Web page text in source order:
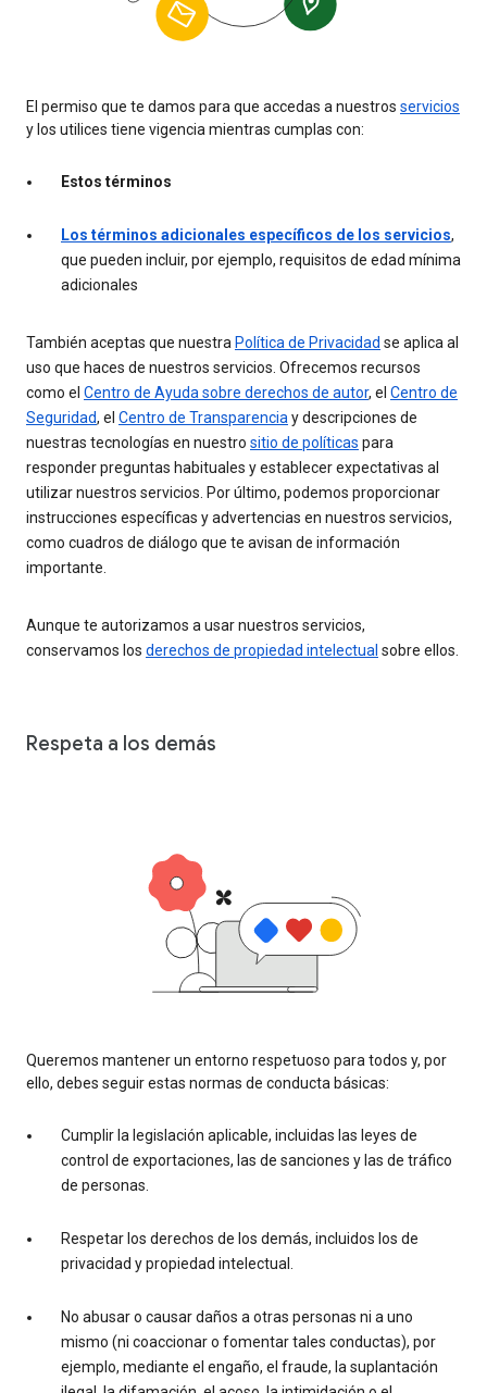
El permiso que te damos para que accedas a nuestros servicios
y los utilices tiene vigencia mientras cumplas con:
Estos términos
Los términos adicionales específicos de los servicios,
que pueden incluir, por ejemplo, requisitos de edad mínima
adicionales
También aceptas que nuestra Política de Privacidad se aplica al
uso que haces de nuestros servicios. Ofrecemos recursos
como el Centro de Ayuda sobre derechos de autor, el Centro de
Seguridad, el Centro de Transparencia y descripciones de
nuestras tecnologías en nuestro sitio de políticas para
responder preguntas habituales y establecer expectativas al
utilizar nuestros servicios. Por último, podemos proporcionar
instrucciones específicas y advertencias en nuestros servicios,
como cuadros de diálogo que te avisan de información
importante.
Aunque te autorizamos a usar nuestros servicios,
conservamos los derechos de propiedad intelectual sobre ellos.
Respeta a los demás
Queremos mantener un entorno respetuoso para todos y, por
ello, debes seguir estas normas de conducta básicas:
Cumplir la legislación aplicable, incluidas las leyes de
control de exportaciones, las de sanciones y las de tráfico
de personas.
Respetar los derechos de los demás, incluidos los de
privacidad y propiedad intelectual.
No abusar o causar daños a otras personas ni a uno
mismo (ni coaccionar o fomentar tales conductas), por
ejemplo, mediante el engaño, el fraude, la suplantación